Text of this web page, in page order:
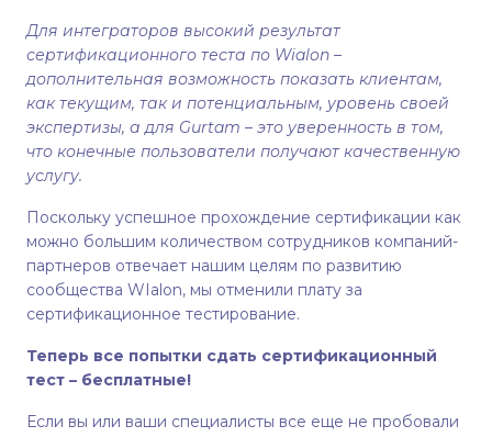
Для интеграторов высокий результат
сертификационного теста по Wialon –
дополнительная возможность показать клиентам,
как текущим, так и потенциальным, уровень своей
экспертизы, а для Gurtam – это уверенность в том,
что конечные пользователи получают качественную
услугу.
Поскольку успешное прохождение сертификации как
можно большим количеством сотрудников компаний-
партнеров отвечает нашим целям по развитию
сообщества WIalon, мы отменили плату за
сертификационное тестирование.
Теперь все попытки сдать сертификационный
тест – бесплатные!
Если вы или ваши специалисты все еще не пробовали